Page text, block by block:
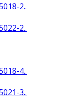
2..
2..
4..
3..